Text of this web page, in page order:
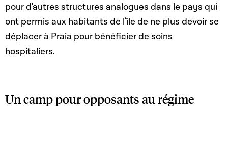
pour d'autres structures analogues dans le pays qui
ont permis aux habitants de l'île de ne plus devoir se
déplacer à Praia pour bénéficier de soins
hospitaliers.
Un camp pour opposants au régime